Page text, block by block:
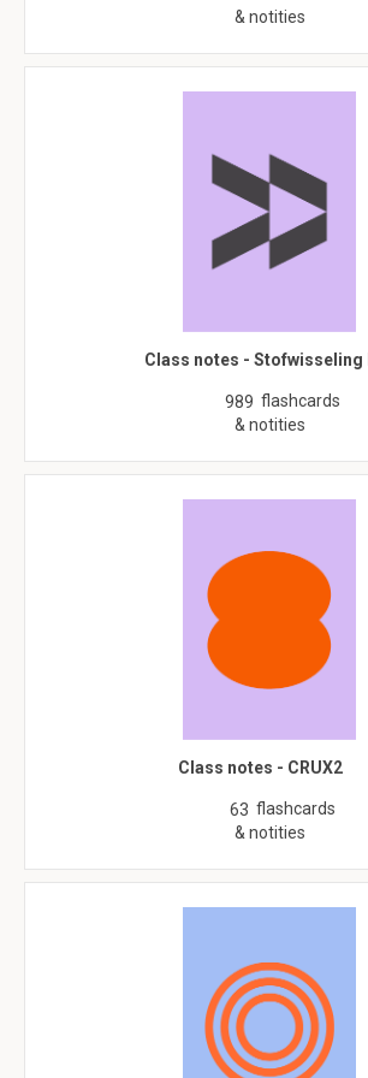
& notities
Class notes - Stofwisseling II
989 flashcards
& notities
Class notes - CRUX2
63 flashcards
& notities